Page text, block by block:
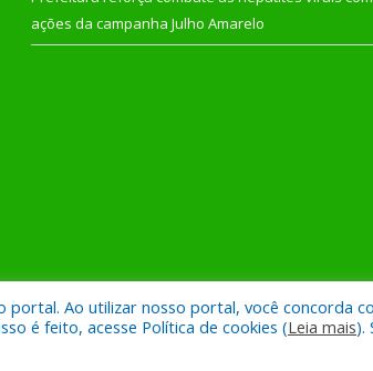
ações da campanha Julho Amarelo
portal. Ao utilizar nosso portal, você concorda
é feito, acesse Política de cookies (Leia mais).